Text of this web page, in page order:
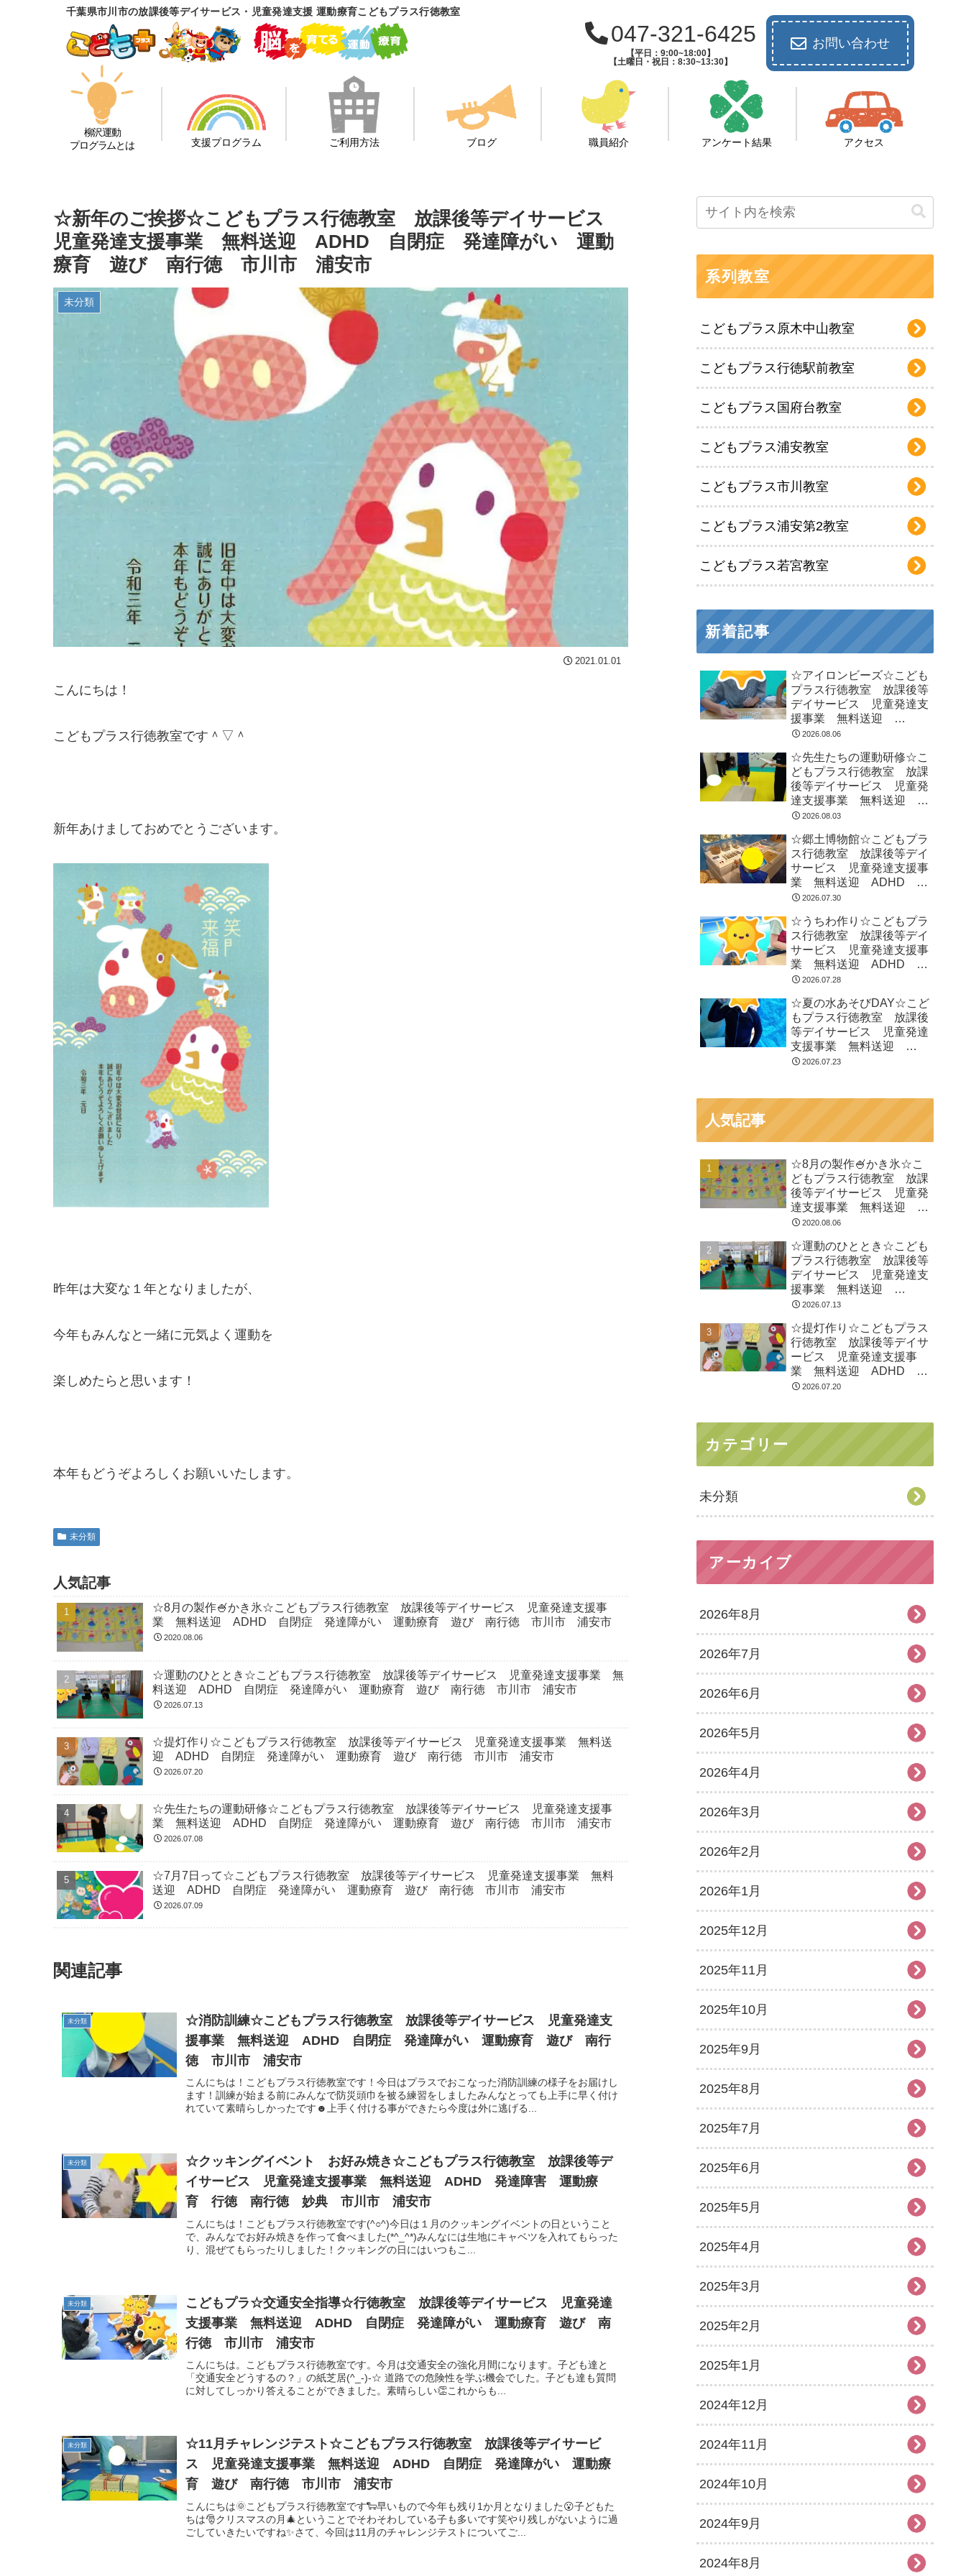
千葉県市川市の放課後等デイサービス・児童発達支援 運動療育こどもプラス行徳教室
047-321-6425
【平日：9:00~18:00】
【土曜日・祝日：8:30~13:30】
お問い合わせ
柳沢運動
プログラムとは
支援プログラム ご利用方法 ブログ 職員紹介 アンケート結果 アクセス
☆新年のご挨拶☆こどもプラス行徳教室 放課後等デイサービス
児童発達支援事業 無料送迎 ADHD 自閉症 発達障がい 運動
療育 遊び 南行徳 市川市 浦安市
未分類
2021.01.01
こんにちは！
こどもプラス行徳教室です＾▽＾
新年あけましておめでとうございます。
昨年は大変な１年となりましたが、
今年もみんなと一緒に元気よく運動を
楽しめたらと思います！
本年もどうぞよろしくお願いいたします。
未分類
人気記事
☆8月の製作🍧かき氷☆こどもプラス行徳教室 放課後等デイサービス 児童発達支援事
業 無料送迎 ADHD 自閉症 発達障がい 運動療育 遊び 南行徳 市川市 浦安市
2020.08.06
☆運動のひととき☆こどもプラス行徳教室 放課後等デイサービス 児童発達支援事業 無
料送迎 ADHD 自閉症 発達障がい 運動療育 遊び 南行徳 市川市 浦安市
2026.07.13
☆提灯作り☆こどもプラス行徳教室 放課後等デイサービス 児童発達支援事業 無料送
迎 ADHD 自閉症 発達障がい 運動療育 遊び 南行徳 市川市 浦安市
2026.07.20
☆先生たちの運動研修☆こどもプラス行徳教室 放課後等デイサービス 児童発達支援事
業 無料送迎 ADHD 自閉症 発達障がい 運動療育 遊び 南行徳 市川市 浦安市
2026.07.08
☆7月7日って☆こどもプラス行徳教室 放課後等デイサービス 児童発達支援事業 無料
送迎 ADHD 自閉症 発達障がい 運動療育 遊び 南行徳 市川市 浦安市
2026.07.09
関連記事
未分類
☆消防訓練☆こどもプラス行徳教室 放課後等デイサービス 児童発達支
援事業 無料送迎 ADHD 自閉症 発達障がい 運動療育 遊び 南行
徳 市川市 浦安市
こんにちは！こどもプラス行徳教室です！今日はプラスでおこなった消防訓練の様子をお届けし
ます！訓練が始まる前にみんなで防災頭巾を被る練習をしましたみんなとっても上手に早く付け
れていて素晴らしかったです☻上手く付ける事ができたら今度は外に逃げる...
未分類
☆クッキングイベント お好み焼き☆こどもプラス行徳教室 放課後等デ
イサービス 児童発達支援事業 無料送迎 ADHD 発達障害 運動療
育 行徳 南行徳 妙典 市川市 浦安市
こんにちは！こどもプラス行徳教室です(^○^)今日は１月のクッキングイベントの日ということ
で、みんなでお好み焼きを作って食べました(*^_^*)みんなには生地にキャベツを入れてもらった
り、混ぜてもらったりしました！クッキングの日にはいつもこ...
未分類
こどもプラ☆交通安全指導☆行徳教室 放課後等デイサービス 児童発達
支援事業 無料送迎 ADHD 自閉症 発達障がい 運動療育 遊び 南
行徳 市川市 浦安市
こんにちは。こどもプラス行徳教室です。今月は交通安全の強化月間になります。子ども達と
「交通安全どうするの？」の紙芝居(^_-)-☆ 道路での危険性を学ぶ機会でした。子ども達も質問
に対してしっかり答えることができました。素晴らしい👏これからも...
未分類
☆11月チャレンジテスト☆こどもプラス行徳教室 放課後等デイサービ
ス 児童発達支援事業 無料送迎 ADHD 自閉症 発達障がい 運動療
育 遊び 南行徳 市川市 浦安市
こんにちは🌞こどもプラス行徳教室です🐑早いもので今年も残り1か月となりました😮子どもた
ちは🎅クリスマスの月🎄ということでそわそわしている子も多いです笑やり残しがないように過
ごしていきたいですね✨さて、今回は11月のチャレンジテストについてご...
系列教室
こどもプラス原木中山教室
こどもプラス行徳駅前教室
こどもプラス国府台教室
こどもプラス浦安教室
こどもプラス市川教室
こどもプラス浦安第2教室
こどもプラス若宮教室
新着記事
☆アイロンビーズ☆こども
プラス行徳教室 放課後等
デイサービス 児童発達支
援事業 無料送迎
ADHD 自閉症 発達障が
徳 市川市 浦安市
2026.08.06
☆先生たちの運動研修☆こ
どもプラス行徳教室 放課
後等デイサービス 児童発
達支援事業 無料送迎
ADHD 自閉症 発達障が
徳 市川市 浦安市
2026.08.03
☆郷土博物館☆こどもプラ
ス行徳教室 放課後等デイ
サービス 児童発達支援事
業 無料送迎 ADHD 自
閉症 発達障がい 運動療
市 浦安市
2026.07.30
☆うちわ作り☆こどもプラ
ス行徳教室 放課後等デイ
サービス 児童発達支援事
業 無料送迎 ADHD 自
閉症 発達障がい 運動療
市 浦安市
2026.07.28
☆夏の水あそびDAY☆こど
もプラス行徳教室 放課後
等デイサービス 児童発達
支援事業 無料送迎
ADHD 自閉症 発達障が
2026.07.23
人気記事
☆8月の製作🍧かき氷☆こ
どもプラス行徳教室 放課
後等デイサービス 児童発
達支援事業 無料送迎
ADHD 自閉症 発達障が
徳 市川市 浦安市
2020.08.06
☆運動のひととき☆こども
プラス行徳教室 放課後等
デイサービス 児童発達支
援事業 無料送迎
ADHD 自閉症 発達障が
徳 市川市 浦安市
2026.07.13
☆提灯作り☆こどもプラス
行徳教室 放課後等デイサ
ービス 児童発達支援事
業 無料送迎 ADHD 自
閉症 発達障がい 運動療
2026.07.20
カテゴリー
未分類
アーカイブ
2026年8月
2026年7月
2026年6月
2026年5月
2026年4月
2026年3月
2026年2月
2026年1月
2025年12月
2025年11月
2025年10月
2025年9月
2025年8月
2025年7月
2025年6月
2025年5月
2025年4月
2025年3月
2025年2月
2025年1月
2024年12月
2024年11月
2024年10月
2024年9月
2024年8月